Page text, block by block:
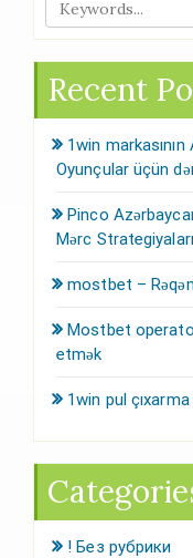
Recent
1win
Oyunçular üçün
Pinco
Mərc Strategiyaları
mostbet –
Mostbet
etmək
1win pul
! Без рубрики